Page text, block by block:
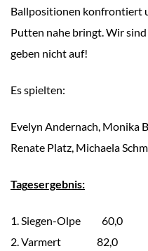
Ballpositionen konfrontiert
Putten nahe bringt. Wir
geben nicht auf!
Es spielten:
Evelyn Andernach, Monika
Renate Platz, Michaela
Tagesergebnis:
Siegen-Olpe 60,0
Varmert 82,0